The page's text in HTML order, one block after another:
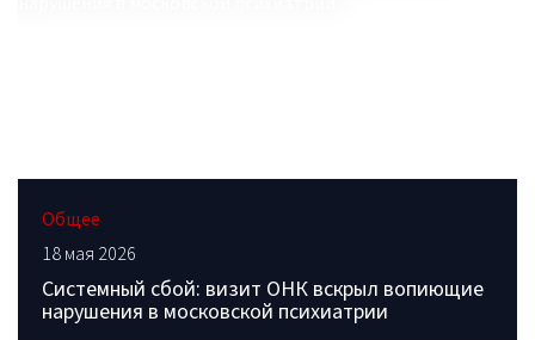
Общее
18 мая 2026
Системный сбой: визит ОНК вскрыл вопиющие
нарушения в московской психиатрии